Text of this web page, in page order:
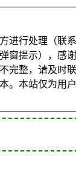
行处理（联系
窗提示），感谢
整，请及时联
本站仅为用